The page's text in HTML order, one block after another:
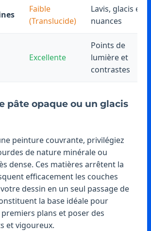
Faible
(Translucide)
Lavis, glacis et
nuances
Excellente
Points de
lumière et
contrastes
pâte opaque ou un glacis
peinture couvrante, privilégiez
de nature minérale ou
dense. Ces matières arrêtent la
efficacement les couches
dessin en un seul passage de
la base idéale pour
plans et poser des
et vigoureux.